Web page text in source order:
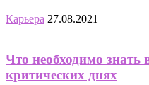
Карьера 27.08.2021
Что необходимо
критических днях